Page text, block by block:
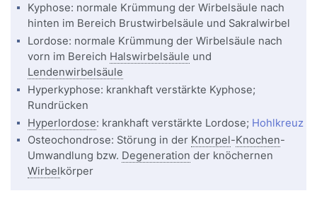
Kyphose: normale Krümmung der Wirbelsäule nach
hinten im Bereich Brustwirbelsäule und Sakralwirbel
Lordose: normale Krümmung der Wirbelsäule nach
vorn im Bereich Halswirbelsäule und
Lendenwirbelsäule
Hyperkyphose: krankhaft verstärkte Kyphose;
Rundrücken
Hyperlordose: krankhaft verstärkte Lordose; Hohlkreuz
Osteochondrose: Störung in der Knorpel-Knochen-
Umwandlung bzw. Degeneration der knöchernen
Wirbelkörper